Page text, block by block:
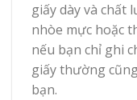
giấy dày và
nhòe mực hoặc
nếu bạn chỉ ghi
giấy thường
bạn.